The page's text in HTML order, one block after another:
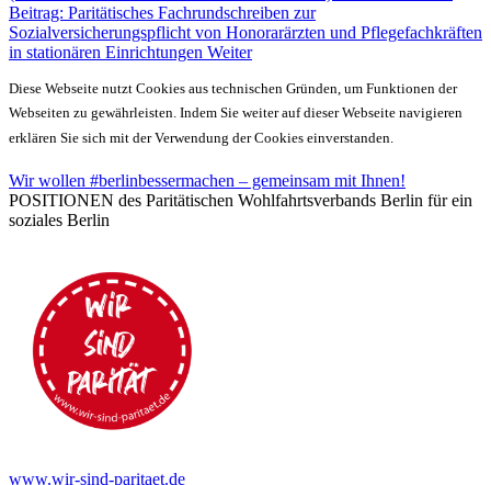
Beitrag: Paritätisches Fachrundschreiben zur
Sozialversicherungspflicht von Honorarärzten und Pflegefachkräften
in stationären Einrichtungen Weiter
Diese Webseite nutzt Cookies aus technischen Gründen, um Funktionen der
Webseiten zu gewährleisten. Indem Sie weiter auf dieser Webseite navigieren
erklären Sie sich mit der Verwendung der Cookies einverstanden.
Wir wollen #berlinbessermachen – gemeinsam mit Ihnen!
POSITIONEN des Paritätischen Wohlfahrtsverbands Berlin für ein
soziales Berlin
www.wir-sind-paritaet.de